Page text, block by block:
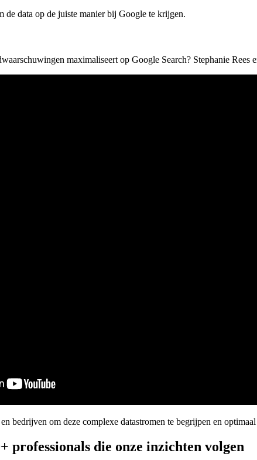
de data op de juiste manier bij Google te krijgen.
maximaliseert op Google Search? Stephanie
bedrijven om deze complexe datastromen te begrijpen en
professionals die onze inzichten volgen